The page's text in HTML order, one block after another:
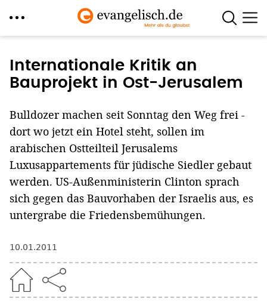
zum
Inhalt
Internationale Kritik an
Bauprojekt in Ost-Jerusalem
Bulldozer machen seit Sonntag den Weg frei -
dort wo jetzt ein Hotel steht, sollen im
arabischen Ostteilteil Jerusalems
Luxusappartements für jüdische Siedler gebaut
werden. US-Außenministerin Clinton sprach
sich gegen das Bauvorhaben der Israelis aus, es
untergrabe die Friedensbemühungen.
10.01.2011